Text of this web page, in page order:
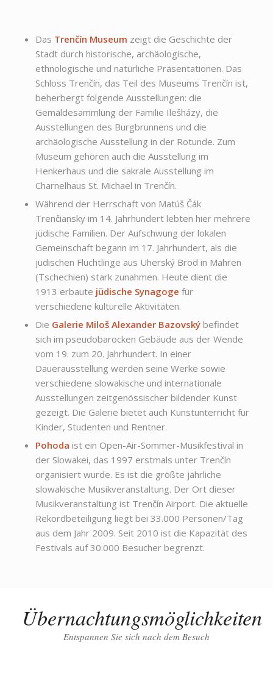
Das Trenčín Museum zeigt die Geschichte der
Stadt durch historische, archäologische,
ethnologische und natürliche Präsentationen. Das
Schloss Trenčín, das Teil des Museums Trenčín ist,
beherbergt folgende Ausstellungen: die
Gemäldesammlung der Familie Ilešházy, die
Ausstellungen des Burgbrunnens und die
archäologische Ausstellung in der Rotunde. Zum
Museum gehören auch die Ausstellung im
Henkerhaus und die sakrale Ausstellung im
Charnelhaus St. Michael in Trenčín.
Während der Herrschaft von Matúš Čák
Trenčiansky im 14. Jahrhundert lebten hier mehrere
jüdische Familien. Der Aufschwung der lokalen
Gemeinschaft begann im 17. Jahrhundert, als die
jüdischen Flüchtlinge aus Uherský Brod in Mähren
(Tschechien) stark zunahmen. Heute dient die
1913 erbaute jüdische Synagoge für
verschiedene kulturelle Aktivitäten.
Die Galerie Miloš Alexander Bazovskýbefindet
sich im pseudobarocken Gebäude aus der Wende
vom 19. zum 20. Jahrhundert. In einer
Dauerausstellung werden seine Werke sowie
verschiedene slowakische und internationale
Ausstellungen zeitgenössischer bildender Kunst
gezeigt. Die Galerie bietet auch Kunstunterricht für
Kinder, Studenten und Rentner.
Pohoda ist ein Open-Air-Sommer-Musikfestival in
der Slowakei, das 1997 erstmals unter Trenčín
organisiert wurde. Es ist die größte jährliche
slowakische Musikveranstaltung. Der Ort dieser
Musikveranstaltung ist Trenčín Airport. Die aktuelle
Rekordbeteiligung liegt bei 33.000 Personen/Tag
aus dem Jahr 2009. Seit 2010 ist die Kapazität des
Festivals auf 30.000 Besucher begrenzt.
Übernachtungsmöglichkeiten
Entspannen Sie sich nach dem Besuch